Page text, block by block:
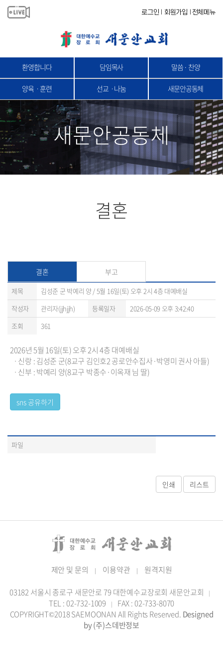
로그인 회원가입 전체메뉴
환영합니다 담임목사 말씀 · 찬양
양육ㆍ훈련 선교ㆍ나눔 새문안공동체
새문안공동체
결혼
결혼 부고
제목
김성준 군 박예리 양 / 5월 16일(토) 오후 2시 4층 대예배실
작성자
관리자(jjhjjh) 등록일자
2026-05-09 오후 3:42:40
조회
361
2026년 5월 16일(토) 오후 2시 4층 대예배실
ㆍ신랑 : 김성준 군(8교구 김인호2 공로안수집사·박영미 권사 아들)
ㆍ신부 : 박예리 양(8교구 박종수·이옥재 님 딸)
파일
제안 및 문의 | 이용약관 | 원격지원
03182 서울시 종로구 새문안로 79 대한예수교장로회 새문안교회 |
TEL : 02-732-1009 |
FAX : 02-733-8070
COPYRIGHT©2018 SAEMOONAN All Rights Reserved. Designed
by (주)스데반정보